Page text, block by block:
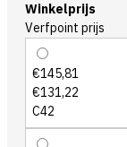
Winkelprijs
Verfpoint prijs
€145,81
€131,22
C42